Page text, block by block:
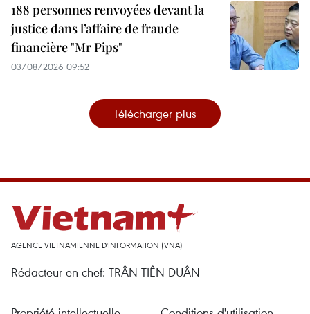
188 personnes renvoyées devant la
justice dans l’affaire de fraude
financière "Mr Pips"
03/08/2026 09:52
Télécharger plus
AGENCE VIETNAMIENNE D'INFORMATION (VNA)
Rédacteur en chef: TRÂN TIÊN DUÂN